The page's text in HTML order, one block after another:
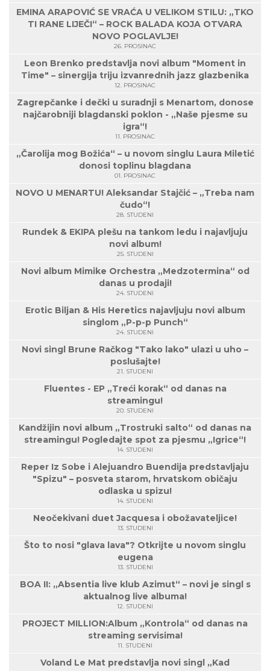
EMINA ARAPOVIĆ SE VRAĆA U VELIKOM STILU: „TKO
TI RANE LIJEČI“ – ROCK BALADA KOJA OTVARA
NOVO POGLAVLJE!
26. PROSINAC
Leon Brenko predstavlja novi album "Moment in
Time" – sinergija triju izvanrednih jazz glazbenika
12. PROSINAC
Zagrepčanke i dečki u suradnji s Menartom, donose
najčarobniji blagdanski poklon - „Naše pjesme su
igra“!
11. PROSINAC
„Čarolija mog Božića“ – u novom singlu Laura Miletić
donosi toplinu blagdana
01. PROSINAC
NOVO U MENARTU! Aleksandar Stajčić – „Treba nam
čudo“!
28. STUDENI
Rundek & EKIPA plešu na tankom ledu i najavljuju
novi album!
25. STUDENI
Novi album Mimike Orchestra „Medzotermina“ od
danas u prodaji!
24. STUDENI
Erotic Biljan & His Heretics najavljuju novi album
singlom „P-p-p Punch“
24. STUDENI
Novi singl Brune Račkog "Tako lako" ulazi u uho –
poslušajte!
21. STUDENI
Fluentes - EP „Treći korak“ od danas na
streamingu!
20. STUDENI
Kandžijin novi album „Trostruki salto“ od danas na
streamingu! Pogledajte spot za pjesmu „Igrice“!
14. STUDENI
Reper Iz Sobe i Alejuandro Buendija predstavljaju
"Spizu" – posveta starom, hrvatskom običaju
odlaska u spizu!
14. STUDENI
Neočekivani duet Jacquesa i obožavateljice!
13. STUDENI
Što to nosi "glava lava"? Otkrijte u novom singlu
eugena
13. STUDENI
BOA II: „Absentia live klub Azimut“ – novi je singl s
aktualnog live albuma!
12. STUDENI
PROJECT MILLION:Album „Kontrola“ od danas na
streaming servisima!
11. STUDENI
Voland Le Mat predstavlja novi singl „Kad